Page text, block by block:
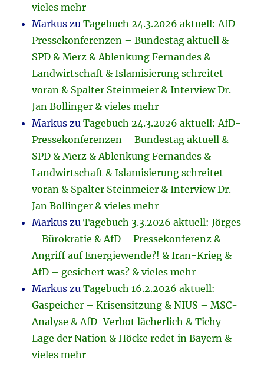
vieles mehr
Markus zuTagebuch 24.3.2026 aktuell: AfD-
Pressekonferenzen – Bundestag aktuell &
SPD & Merz & Ablenkung Fernandes &
Landwirtschaft & Islamisierung schreitet
voran & Spalter Steinmeier & Interview Dr.
Jan Bollinger & vieles mehr
Markus zuTagebuch 24.3.2026 aktuell: AfD-
Pressekonferenzen – Bundestag aktuell &
SPD & Merz & Ablenkung Fernandes &
Landwirtschaft & Islamisierung schreitet
voran & Spalter Steinmeier & Interview Dr.
Jan Bollinger & vieles mehr
Markus zuTagebuch 3.3.2026 aktuell: Jörges
– Bürokratie & AfD – Pressekonferenz &
Angriff auf Energiewende?! & Iran-Krieg &
AfD – gesichert was? & vieles mehr
Markus zuTagebuch 16.2.2026 aktuell:
Gaspeicher – Krisensitzung & NIUS – MSC-
Analyse & AfD-Verbot lächerlich & Tichy –
Lage der Nation & Höcke redet in Bayern &
vieles mehr